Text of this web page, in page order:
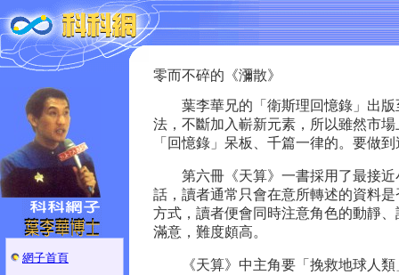
網子首頁
零而不碎的《瀰散》
葉李華兄的「衛斯理回憶錄」出版
法，不斷加入嶄新元素，所以雖然市
「回憶錄」呆板、千篇一律的。要做
第六冊《天算》一書採用了最接近
話，讀者通常只會在意所轉述的資料
方式，讀者便會同時注意角色的動靜
滿意，難度頗高。
《天算》中主角要「挽救地球人類